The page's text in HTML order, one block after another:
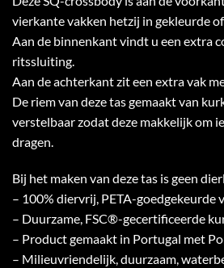
vierkante vakken hetzij in gekleurde
Aan de binnenkant vindt u een extra
ritssluiting.
Aan de achterkant zit een extra vak
De riem van deze tas gemaakt van
verstelbaar zodat deze makkelijk om
dragen.
Bij het maken van deze tas is geen
– 100% diervrij, PETA-goedgekeurde
– Duurzame, FSC®-gecertificeerde
– Product gemaakt in Portugal met
– Milieuvriendelijk, duurzaam,